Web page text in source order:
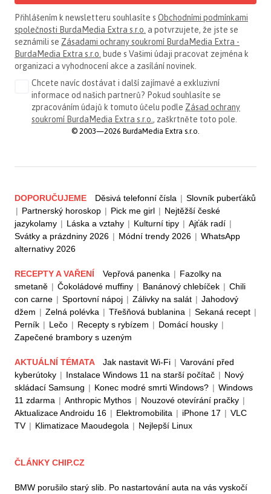
Přihlášením k newsletteru souhlasíte s Obchodními podmínkami
společnosti BurdaMedia Extra s.r.o. a potvrzujete, že jste se
seznámili se Zásadami ochrany soukromí BurdaMedia Extra -
BurdaMedia Extra s.r.o. bude s Vašimi údaji pracovat zejména k
organizaci a vyhodnocení akce a zasílání novinek.
Chcete navíc dostávat i další zajímavé a exkluzivní
informace od našich partnerů? Pokud souhlasíte se
zpracováním údajů k tomuto účelu podle Zásad ochrany
soukromí BurdaMedia Extra s.r.o. , zaškrtněte toto pole.
© 2003—2026 BurdaMedia Extra s.r.o.
DOPORUČUJEME Děsivá telefonní čísla | Slovník puberťáků
| Partnerský horoskop | Pick me girl | Nejtěžší české
jazykolamy | Láska a vztahy | Kulturní tipy | Ajťák radí |
Svátky a prázdniny 2026 | Módní trendy 2026 | WhatsApp
alternativy 2026
RECEPTY A VAŘENÍ Vepřová panenka | Fazolky na
smetaně | Čokoládové muffiny | Banánový chlebíček | Chili
con carne | Sportovní nápoj | Zálivky na salát | Jahodový
džem | Zelná polévka | Třešňová bublanina | Sekaná recept |
Perník | Lečo | Recepty s rybízem | Domácí housky |
Zapečené brambory s uzeným
AKTUÁLNÍ TÉMATA Jak nastavit Wi-Fi | Varování před
kyberútoky | Instalace Windows 11 na starší počítač | Nový
skládací Samsung | Konec modré smrti Windows? | Windows
11 zdarma | Anthropic Mythos | Nouzové otevírání pračky |
Aktualizace Androidu 16 | Elektromobilita | iPhone 17 | VLC
TV | Klimatizace Maoudegola | Nejlepší Linux
ČLÁNKY CHIP.CZ
BMW porušilo starý slib. Po nastartování auta na vás vyskočí